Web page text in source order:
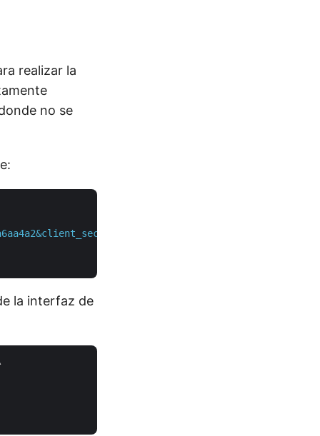
realizar la
no se
la interfaz de